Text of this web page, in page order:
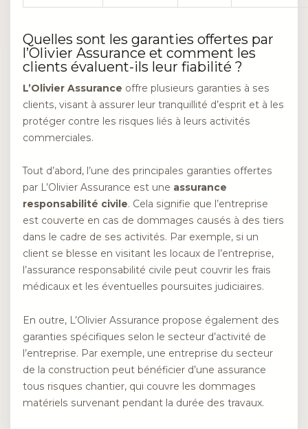
Quelles sont les garanties offertes par
l’Olivier Assurance et comment les
clients évaluent-ils leur fiabilité ?
L’Olivier Assurance offre plusieurs garanties à ses
clients, visant à assurer leur tranquillité d’esprit et à les
protéger contre les risques liés à leurs activités
commerciales.
Tout d’abord, l’une des principales garanties offertes
par L’Olivier Assurance est une assurance
responsabilité civile. Cela signifie que l’entreprise
est couverte en cas de dommages causés à des tiers
dans le cadre de ses activités. Par exemple, si un
client se blesse en visitant les locaux de l’entreprise,
l’assurance responsabilité civile peut couvrir les frais
médicaux et les éventuelles poursuites judiciaires.
En outre, L’Olivier Assurance propose également des
garanties spécifiques selon le secteur d’activité de
l’entreprise. Par exemple, une entreprise du secteur
de la construction peut bénéficier d’une assurance
tous risques chantier, qui couvre les dommages
matériels survenant pendant la durée des travaux.